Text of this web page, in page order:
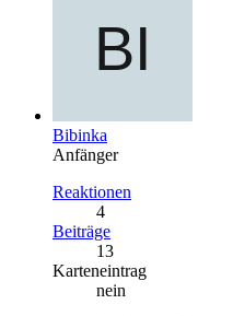
Bibinka
Anfänger
Reaktionen
4
Beiträge
13
Karteneintrag
nein